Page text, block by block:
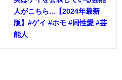
人がこちら...【2024年最新
版】#ゲイ #ホモ #同性愛 #芸
能人